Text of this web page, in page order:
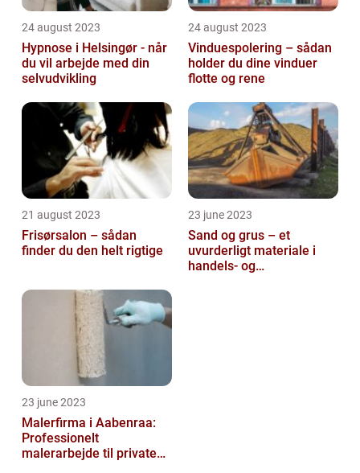
24 august 2023
Hypnose i Helsingør - når
du vil arbejde med din
selvudvikling
24 august 2023
Vinduespolering – sådan
holder du dine vinduer
flotte og rene
21 august 2023
Frisørsalon – sådan
finder du den helt rigtige
23 june 2023
Sand og grus – et
uvurderligt materiale i
handels- og
23 june 2023
Malerfirma i Aabenraa:
Professionelt
malerarbejde til private